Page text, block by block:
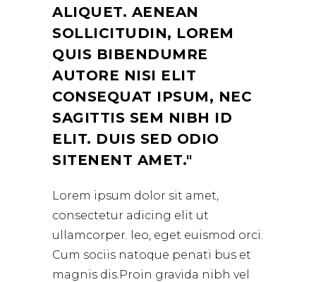
ALIQUET. AENEAN
SOLLICITUDIN, LOREM
QUIS BIBENDUMRE
AUTORE NISI ELIT
CONSEQUAT IPSUM, NEC
SAGITTIS SEM NIBH ID
ELIT. DUIS SED ODIO
SITENENT AMET.
Lorem ipsum dolor sit amet,
consectetur adicing elit ut
ullamcorper. leo, eget euismod orci.
Cum sociis natoque penati bus et
magnis dis.Proin gravida nibh vel